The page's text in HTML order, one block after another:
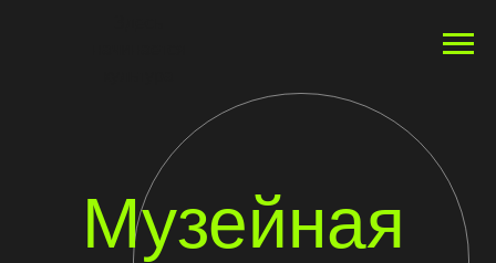
Музейная